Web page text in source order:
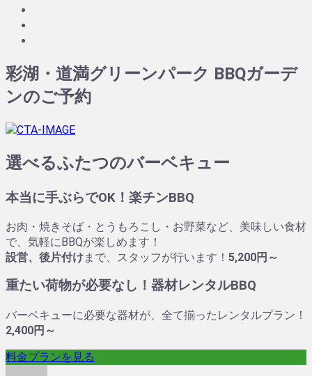
彩湖・道満グリーンパーク BBQガーデ
ンのご予約
選べるふたつのバーベキュー
本当に手ぶらでOK！楽チンBBQ
お肉・焼きそば・とうもろこし・お野菜など、美味しい食材
で、気軽にBBQが楽しめます！
設営、後片付けまで、スタッフが行います！ 5,200円～
重たい荷物が必要なし！器材レンタルBBQ
バーベキューに必要な器材が、全て揃ったレンタルプラン！
2,400円～
料金プランを見る